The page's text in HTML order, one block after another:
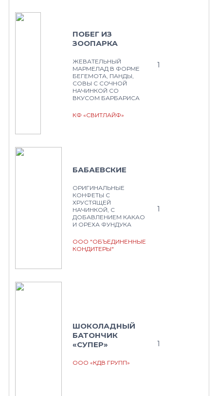
ПОБЕГ ИЗ
ЗООПАРКА
ЖЕВАТЕЛЬНЫЙ
МАРМЕЛАД В ФОРМЕ
БЕГЕМОТА, ПАНДЫ,
СОВЫ С СОЧНОЙ
НАЧИНКОЙ СО
ВКУСОМ БАРБАРИСА
КФ «СВИТЛАЙФ»
1
БАБАЕВСКИЕ
ОРИГИНАЛЬНЫЕ
КОНФЕТЫ С
ХРУСТЯЩЕЙ
НАЧИНКОЙ, С
ДОБАВЛЕНИЕМ КАКАО
И ОРЕХА ФУНДУКА
ООО "ОБЪЕДИНЕННЫЕ
КОНДИТЕРЫ"
1
ШОКОЛАДНЫЙ
БАТОНЧИК
«СУПЕР»
ООО «КДВ ГРУПП»
1